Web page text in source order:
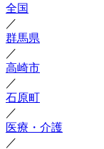
全国
／
群馬県
／
高崎市
／
石原町
／
医療・介護
／